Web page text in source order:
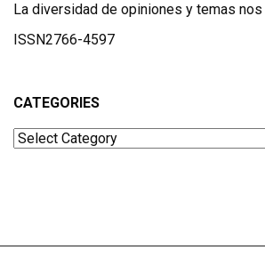
La diversidad de opiniones y temas nos
ISSN2766-4597
CATEGORIES
Categories